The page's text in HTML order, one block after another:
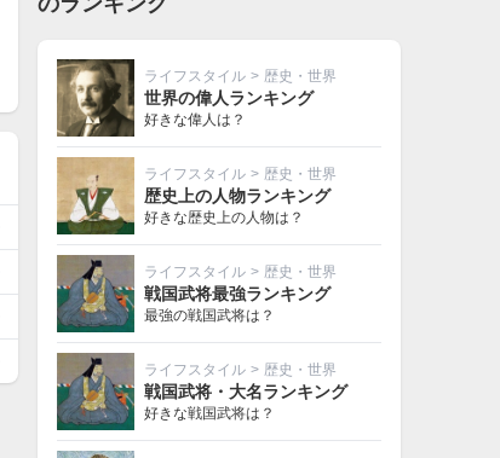
ライフスタイル > 歴史・世界
世界の偉人ランキング
好きな偉人は？
ライフスタイル > 歴史・世界
歴史上の人物ランキング
好きな歴史上の人物は？
ライフスタイル > 歴史・世界
戦国武将最強ランキング
最強の戦国武将は？
ライフスタイル > 歴史・世界
戦国武将・大名ランキング
好きな戦国武将は？